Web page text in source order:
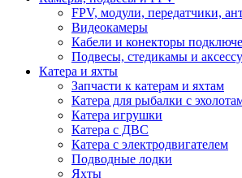
FPV, модули, передатчики,
Видеокамеры
Кабели и конекторы
Подвесы, стедикамы и
Катера и яхты
Запчасти к катерам и яхтам
Катера для рыбалки с
Катера игрушки
Катера с ДВС
Катера с электродвигателем
Подводные лодки
Яхты